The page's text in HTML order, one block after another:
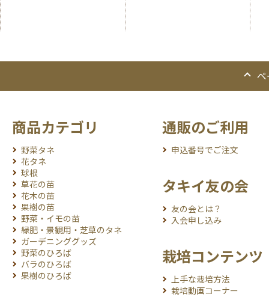
商品カテゴリ
野菜タネ
花タネ
球根
草花の苗
花木の苗
果樹の苗
野菜・イモの苗
緑肥・景観用・芝草のタネ
ガーデニンググッズ
野菜のひろば
バラのひろば
果樹のひろば
通販のご利用
申込番号でご注文
タキイ友の会
友の会とは？
入会申し込み
栽培コンテンツ
上手な栽培方法
栽培動画コーナー